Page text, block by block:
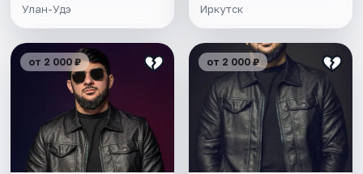
Улан-Удэ Иркутск
от 2 000 ₽ от 2 000 ₽